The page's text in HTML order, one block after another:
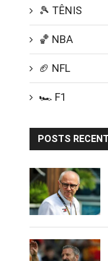
🎾 TÊNIS
🏀 NBA
🏈 NFL
🏎️ F1
POSTS